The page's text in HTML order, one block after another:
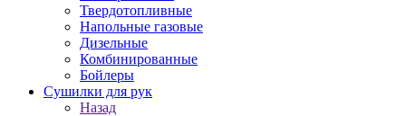
Твердотопливные
Напольные газовые
Дизельные
Комбинированные
Бойлеры
Сушилки для рук
Назад